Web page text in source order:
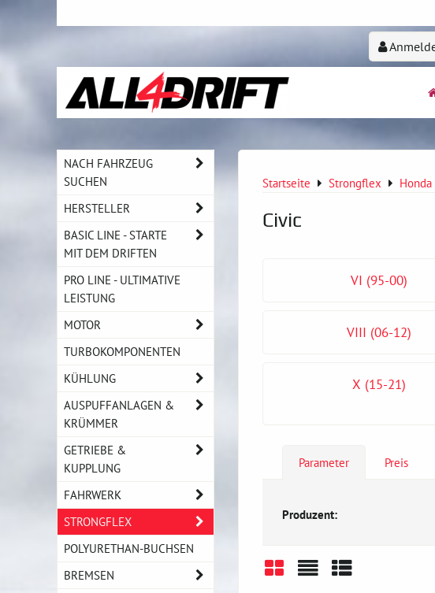
Startseite Strongflex Honda
Civic
VI (95-00)
VIII (06-12)
X (15-21)
Parameter Preis
Produzent:
NACH FAHRZEUG
SUCHEN
HERSTELLER
BASIC LINE - STARTE
MIT DEM DRIFTEN
PRO LINE - ULTIMATIVE
LEISTUNG
MOTOR
TURBOKOMPONENTEN
KÜHLUNG
AUSPUFFANLAGEN &
KRÜMMER
GETRIEBE &
KUPPLUNG
FAHRWERK
STRONGFLEX
POLYURETHAN-BUCHSEN
BREMSEN